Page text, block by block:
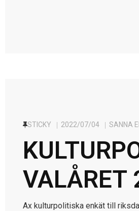
STICKY 2022/07/04 SANNA
VALÅRET
Ax kulturpolitiska enkät till